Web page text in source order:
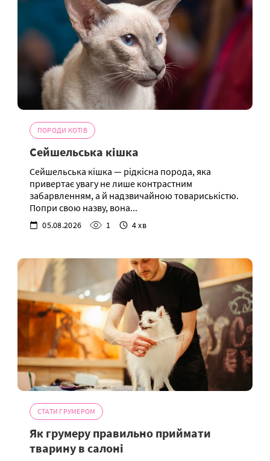
ПОРОДИ КОТІВ
Сейшельська кішка
Сейшельська кішка — рідкісна порода, яка
привертає увагу не лише контрастним
забарвленням, а й надзвичайною товариськістю.
Попри свою назву, вона...
05.08.2026 1 4 хв
СТАТИ ГРУМЕРОМ
Як грумеру правильно приймати
тварину в салоні